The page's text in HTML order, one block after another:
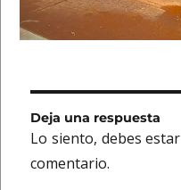
Deja una respuesta
Lo siento, debes estar
comentario.